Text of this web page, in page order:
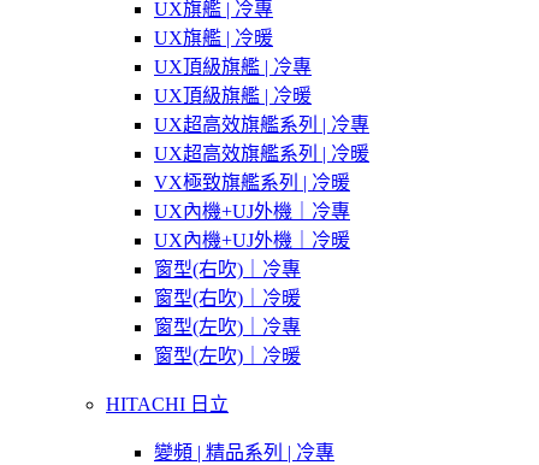
UX旗艦 | 冷專
UX旗艦 | 冷暖
UX頂級旗艦 | 冷專
UX頂級旗艦 | 冷暖
UX超高效旗艦系列 | 冷專
UX超高效旗艦系列 | 冷暖
VX極致旗艦系列 | 冷暖
UX內機+UJ外機｜冷專
UX內機+UJ外機｜冷暖
窗型(右吹)｜冷專
窗型(右吹)｜冷暖
窗型(左吹)｜冷專
窗型(左吹)｜冷暖
HITACHI 日立
變頻 | 精品系列 | 冷專